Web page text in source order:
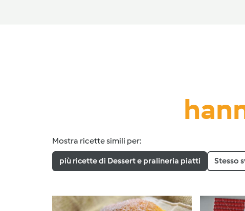
Mostra ricette simili per:
più ricette di Dessert e pralineria piatti Stesso